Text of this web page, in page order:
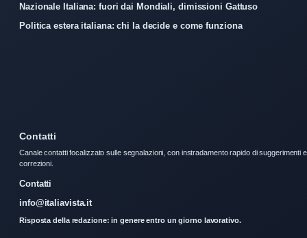
Nazionale Italiana: fuori dai Mondiali, dimissioni Gattuso
Politica estera italiana: chi la decide e come funziona
Contatti
Canale contatti focalizzato sulle segnalazioni, con instradamento rapido di suggerimenti e
correzioni.
Contatti
info@italiavista.it
Risposta della redazione: in genere entro un giorno lavorativo.